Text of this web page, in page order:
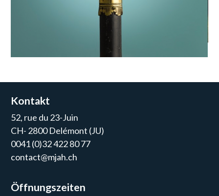
Kontakt
52, rue du 23-Juin
CH- 2800 Delémont (JU)
0041 (0)32 422 80 77
contact@mjah.ch
Öffnungszeiten